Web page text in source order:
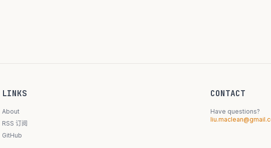
LINKS
About
RSS 订阅
GitHub
CONTACT
Have questions?